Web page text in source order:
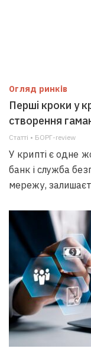
Огляд ринків
Перші кроки у
створення
Статті • БОРГ-review
У крипті є одне
банк і служба
мережу,